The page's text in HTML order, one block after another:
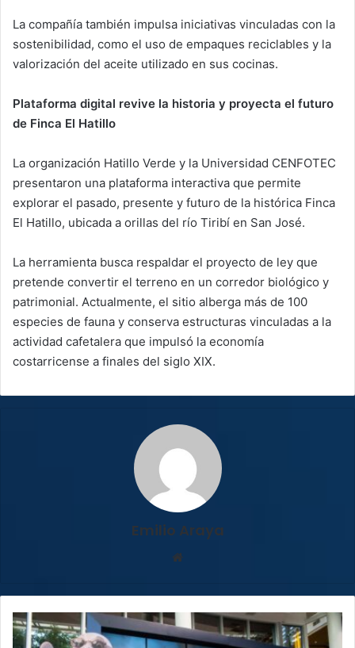
La compañía también impulsa iniciativas vinculadas con la
sostenibilidad, como el uso de empaques reciclables y la
valorización del aceite utilizado en sus cocinas.
Plataforma digital revive la historia y proyecta el futuro
de Finca El Hatillo
La organización Hatillo Verde y la Universidad CENFOTEC
presentaron una plataforma interactiva que permite
explorar el pasado, presente y futuro de la histórica Finca
El Hatillo, ubicada a orillas del río Tiribí en San José.
La herramienta busca respaldar el proyecto de ley que
pretende convertir el terreno en un corredor biológico y
patrimonial. Actualmente, el sitio alberga más de 100
especies de fauna y conserva estructuras vinculadas a la
actividad cafetalera que impulsó la economía
costarricense a finales del siglo XIX.
Emilio Araya
FIEXPO
deja